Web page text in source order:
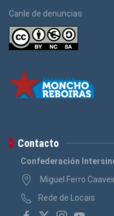
Canle de denuncias
Contacto
Confederación
Miguel Ferro
Rede de Locais